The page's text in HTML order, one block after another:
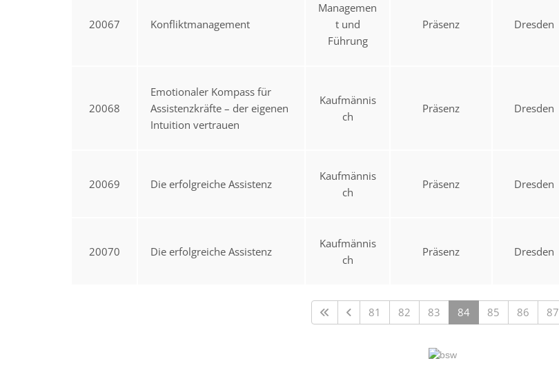
20067 Konfliktmanagement
Managemen
t und
Führung
Präsenz Dresden
20068
Emotionaler Kompass für
Assistenzkräfte – der eigenen
Intuition vertrauen
Kaufmännis
ch
Präsenz Dresden
20069 Die erfolgreiche Assistenz
Kaufmännis
ch
Präsenz Dresden
20070 Die erfolgreiche Assistenz
Kaufmännis
ch
Präsenz Dresden
81 82 83 84 85 86 87